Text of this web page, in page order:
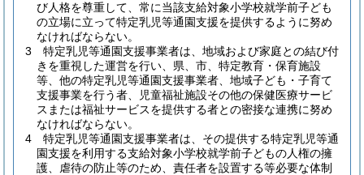
び人格を尊重して、常に当該支給対象小学校就学前子ども
の立場に立って特定乳児等通園支援を提供するように努め
なければならない。
3
特定乳児等通園支援事業者は、地域および家庭との結び付
きを重視した運営を行い、県、市、特定教育・保育施設
等、他の特定乳児等通園支援事業者、地域子ども・子育て
支援事業を行う者、児童福祉施設その他の保健医療サービ
スまたは福祉サービスを提供する者との密接な連携に努め
なければならない。
4
特定乳児等通園支援事業者は、その提供する特定乳児等通
園支援を利用する支給対象小学校就学前子どもの人権の擁
護、虐待の防止等のため、責任者を設置する等必要な体制